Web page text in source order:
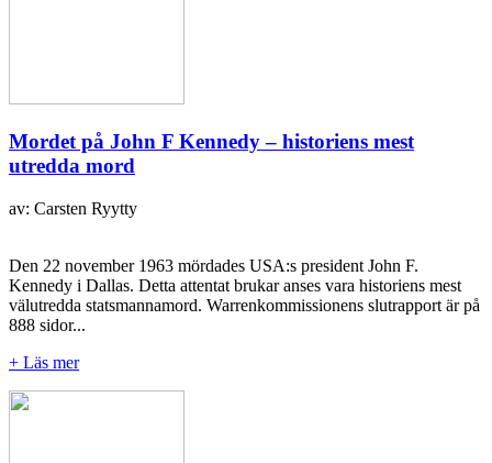
Mordet på John F Kennedy – historiens mest
utredda mord
av: Carsten Ryytty
Den 22 november 1963 mördades USA:s president John F.
Kennedy i Dallas. Detta attentat brukar anses vara historiens mest
välutredda statsmannamord. Warrenkommissionens slutrapport är på
888 sidor...
+ Läs mer